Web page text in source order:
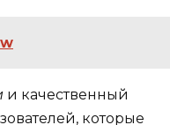
и качественный
которые